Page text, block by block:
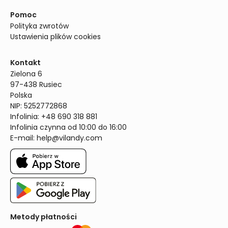
Pomoc
Polityka zwrotów
Ustawienia plików cookies
Kontakt
Zielona 6
97-438 Rusiec
Polska
NIP: 5252772868
Infolinia: +48 690 318 881
Infolinia czynna od 10:00 do 16:00
E-mail: help@vilandy.com
Metody płatności